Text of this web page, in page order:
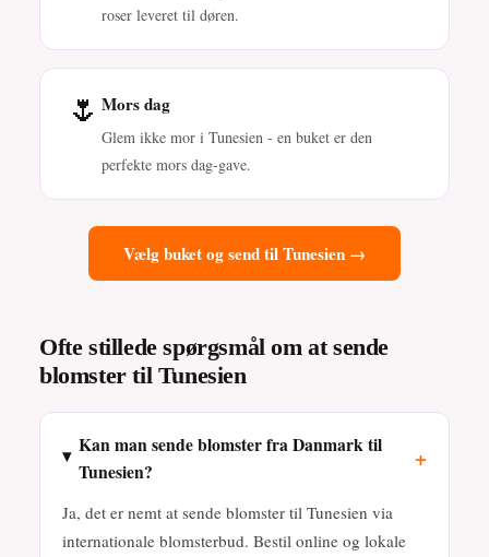
roser leveret til døren.
🌷 Mors dag
Glem ikke mor i Tunesien - en buket er den
perfekte mors dag-gave.
Vælg buket og send til Tunesien →
Ofte stillede spørgsmål om at sende
blomster til Tunesien
Kan man sende blomster fra Danmark til
Tunesien?
+
Ja, det er nemt at sende blomster til Tunesien via
internationale blomsterbud. Bestil online og lokale